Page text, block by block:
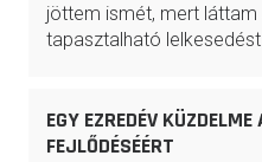
jöttem ismét, mert láttam
tapasztalható
EGY EZREDÉV
FEJLŐDÉSÉÉRT